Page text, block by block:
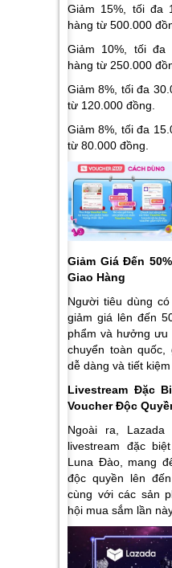
Giảm 15%, tối đa
hàng từ 500.000
Giảm 10%, tối đa
hàng từ 250.000
Giảm 8%, tối đa
từ 120.000 đồng.
Giảm 8%, tối đa
từ 80.000 đồng.
Giảm Giá Đến
Giao Hàng
Người tiêu dùng
giảm giá lên đến
phẩm và hưởng ưu
chuyển toàn
dễ dàng và tiết
Livestream Đặc
Voucher Độc
Ngoài ra,
livestream đặc
Luna Đào, mang
độc quyền lên
cùng với các sản
hội mua sắm lần